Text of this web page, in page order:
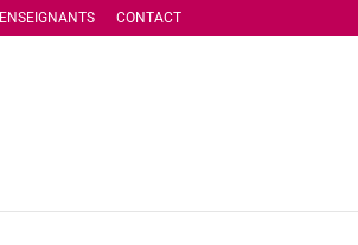
ENSEIGNANTS CONTACT